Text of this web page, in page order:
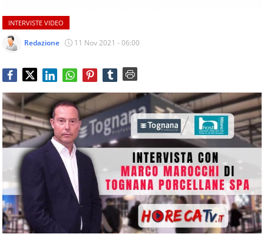
dell'alimentazione,
dei
consumi
del
Food
Service
e
tutte
le
novità
del
comparto
Horeca.
INTERVISTE VIDEO
Redazione 11 Nov 2021 - 06:00